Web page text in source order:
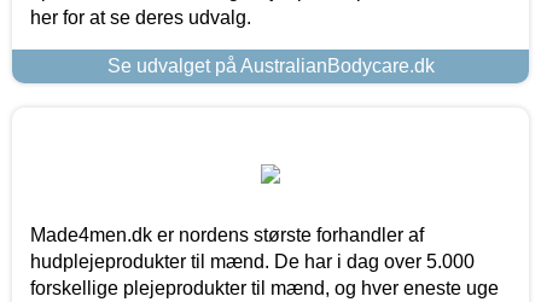
her for at se deres udvalg.
Se udvalget på AustralianBodycare.dk
Made4men.dk er nordens største forhandler af
hudplejeprodukter til mænd. De har i dag over 5.000
forskellige plejeprodukter til mænd, og hver eneste uge